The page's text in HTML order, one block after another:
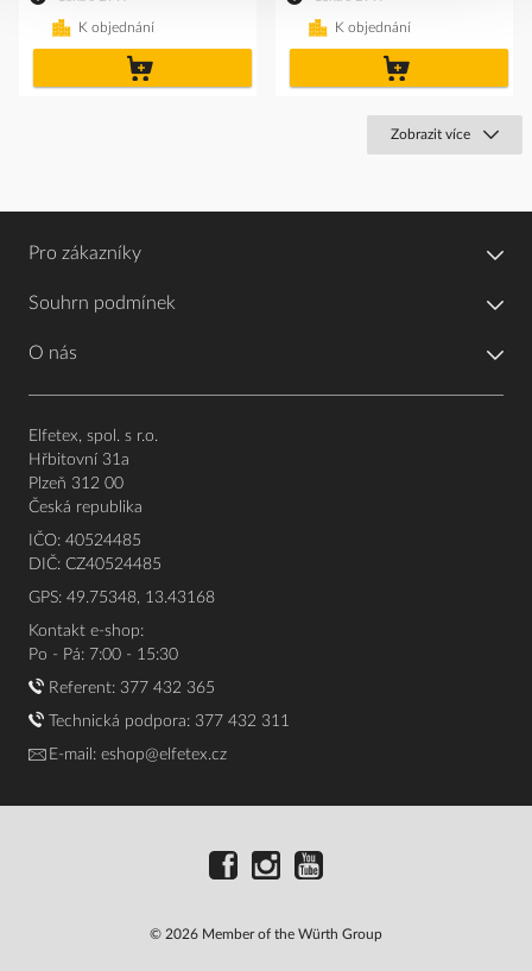
K objednání K objednání
Zobrazit více
Pro zákazníky
Souhrn podmínek
O nás
Elfetex, spol. s r.o.
Hřbitovní 31a
Plzeň 312 00
Česká republika
IČO: 40524485
DIČ: CZ40524485
GPS: 49.75348, 13.43168
Kontakt e-shop:
Po - Pá: 7:00 - 15:30
Referent: 377 432 365
Technická podpora: 377 432 311
E-mail: eshop@elfetex.cz
© 2026 Member of the Würth Group